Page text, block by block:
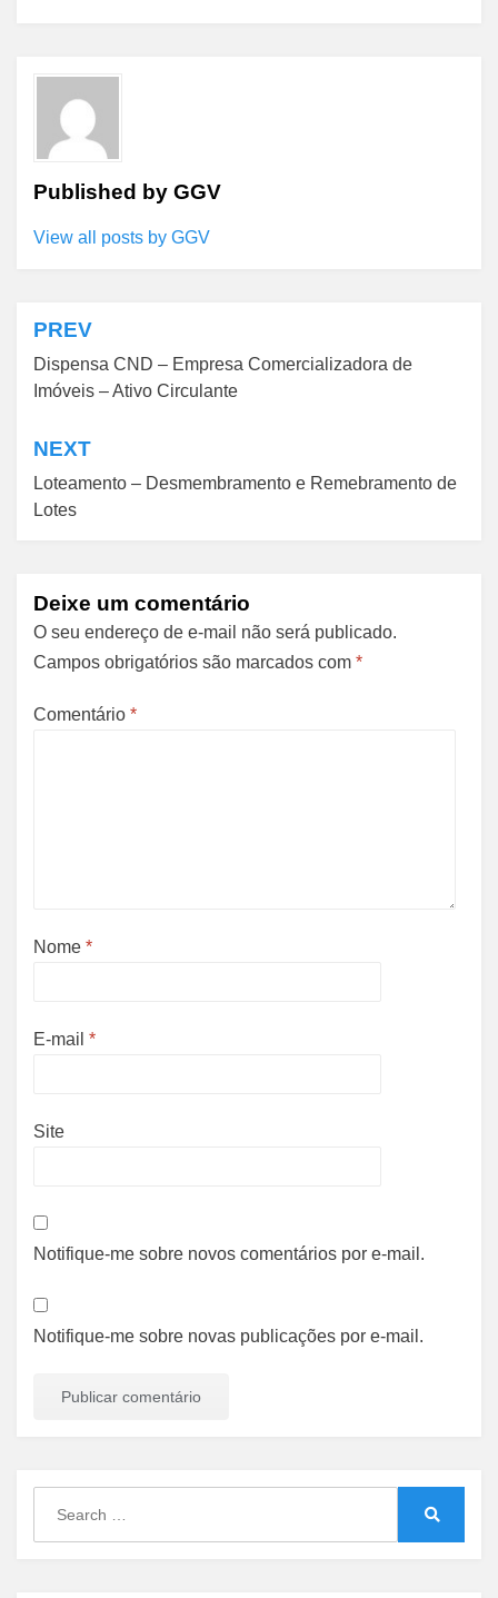
Published by GGV
View all posts by GGV
Navegação
de
PREV
Dispensa CND – Empresa Comercializadora de
Imóveis – Ativo Circulante
NEXT
Loteamento – Desmembramento e Remebramento de
Lotes
Deixe um comentário
O seu endereço de e-mail não será publicado.
Campos obrigatórios são marcados com *
Comentário *
Nome *
E-mail *
Site
Notifique-me sobre novos comentários por e-mail.
Notifique-me sobre novas publicações por e-mail.